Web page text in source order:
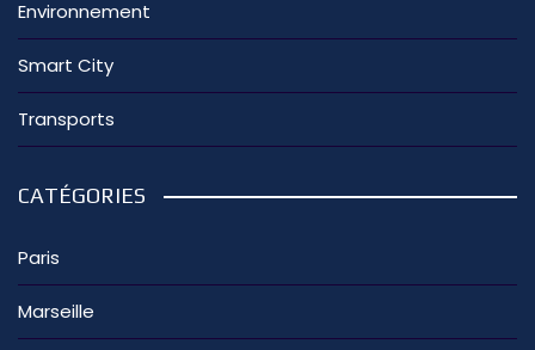
Environnement
Smart City
Transports
CATÉGORIES
Paris
Marseille